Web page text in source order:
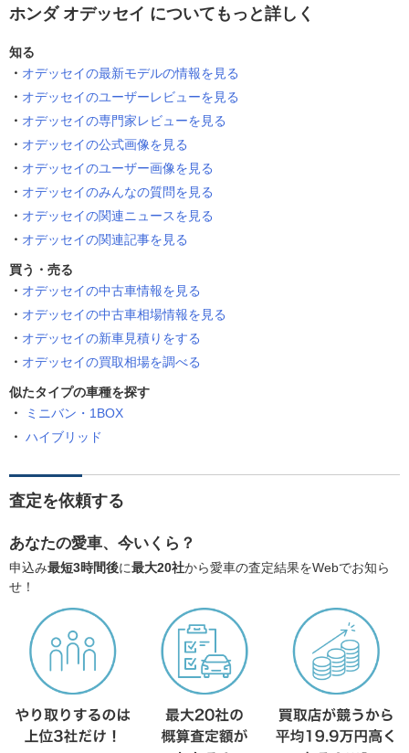
ホンダ オデッセイ についてもっと詳しく
知る
オデッセイの最新モデルの情報を見る
オデッセイのユーザーレビューを見る
オデッセイの専門家レビューを見る
オデッセイの公式画像を見る
オデッセイのユーザー画像を見る
オデッセイのみんなの質問を見る
オデッセイの関連ニュースを見る
オデッセイの関連記事を見る
買う・売る
オデッセイの中古車情報を見る
オデッセイの中古車相場情報を見る
オデッセイの新車見積りをする
オデッセイの買取相場を調べる
似たタイプの車種を探す
ミニバン・1BOX
ハイブリッド
査定を依頼する
あなたの愛車、今いくら？
申込み最短3時間後に最大20社から愛車の査定結果をWebでお知ら
せ！